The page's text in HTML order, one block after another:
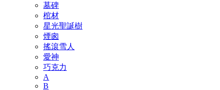
墓碑
棺材
星光聖誕樹
煙囪
搖滾雪人
愛神
巧克力
A
B